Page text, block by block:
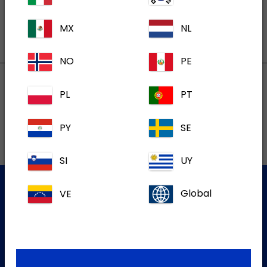
Lokalne adrese
korisnike
MX NL
NO PE
PL PT
PY SE
SI UY
VE Global